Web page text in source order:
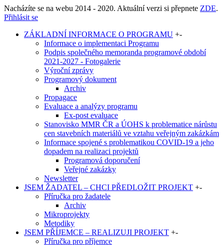
Nacházíte se na webu 2014 - 2020. Aktuální verzi si přepnete ZDE.
Přihlásit se
ZÁKLADNÍ INFORMACE O PROGRAMU +-
Informace o implementaci Programu
Podpis společného memoranda programové období
2021-2027 - Fotogalerie
Výroční zprávy
Programový dokument
Archiv
Propagace
Evaluace a analýzy programu
Ex-post evaluace
Stanovisko MMR ČR a ÚOHS k problematice nárůstu
cen stavebních materiálů ve vztahu veřejným zakázkám
Informace spojené s problematikou COVID-19 a jeho
dopadem na realizaci projektů
Programová doporučení
Veřejné zakázky
Newsletter
JSEM ŽADATEL – CHCI PŘEDLOŽIT PROJEKT +-
Příručka pro žadatele
Archiv
Mikroprojekty
Metodiky
JSEM PŘÍJEMCE – REALIZUJI PROJEKT +-
Příručka pro příjemce